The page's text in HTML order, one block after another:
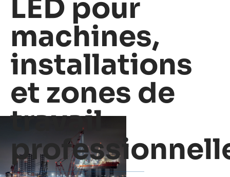
LED pour
machines,
installations
et zones de
travail